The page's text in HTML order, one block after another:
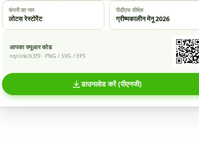
कंपनी का नाम
लोटस रेस्टोरेंट
पीडीएफ शीर्षक
ग्रीष्मकालीन मेनू 2026
आपका क्यूआर कोड
nqr.link/k3f9 · PNG / SVG / EPS
डाउनलोड करें (पीएनजी)